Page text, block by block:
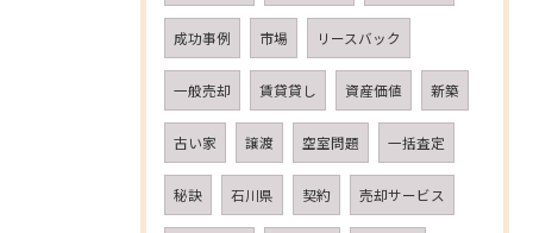
成功事例 市場 リースバック
一般売却 賃貸貸し 資産価値 新築
古い家 譲渡 空室問題 一括査定
秘訣 石川県 契約 売却サービス